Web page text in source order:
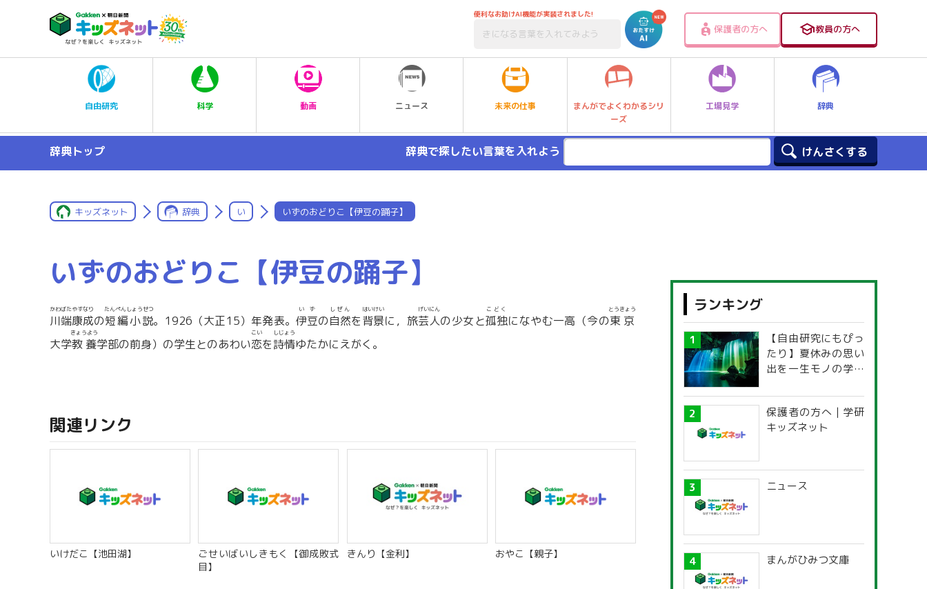
便利なお助けAI機能が実装されました!
保護者の方へ 教員の方へ
自由研究 科学 動画 ニュース 未来の仕事
まんがでよくわかるシリ
ーズ
工場見学 辞典
辞典トップ 辞典で探したい言葉を入れよう
キッズネット 辞典 い いずのおどりこ【伊豆の踊子】
いずのおどりこ【伊豆の踊子】
川端康成
かわばたやすなり
の短編小説
たんぺんしょうせつ
。1926（大正15）年発表。 伊豆
いず
の自然
しぜん
を背景
はいけい
に，旅芸人
げいにん
の少女と孤独
こどく
になやむ一高（今の東京
とうきょう
大学教養
きょうよう
学部の前身）の学生とのあわい恋
こい
を詩情
しじょう
ゆたかにえがく。
関連リンク
いけだこ【池田湖】
ごせいばいしきもく【御成敗式
目】
きんり【金利】 おやこ【親子】
ランキング
【自由研究にもぴっ
たり】夏休みの思い
出を一生モノの学び
探究ガイド
保護者の方へ | 学研
キッズネット
ニュース
まんがひみつ文庫